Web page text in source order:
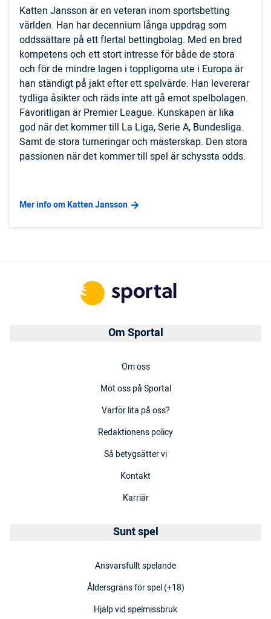
Katten Jansson är en veteran inom sportsbetting
världen. Han har decennium långa uppdrag som
oddssättare på ett flertal bettingbolag. Med en bred
kompetens och ett stort intresse för både de stora
och för de mindre lagen i toppligorna ute i Europa är
han ständigt på jakt efter ett spelvärde. Han levererar
tydliga åsikter och räds inte att gå emot spelbolagen.
Favoritligan är Premier League. Kunskapen är lika
god när det kommer till La Liga, Serie A, Bundesliga.
Samt de stora turneringar och mästerskap. Den stora
passionen när det kommer till spel är schyssta odds.
Mer info om Katten Jansson
Om Sportal
Om oss
Möt oss på Sportal
Varför lita på oss?
Redaktionens policy
Så betygsätter vi
Kontakt
Karriär
Sunt spel
Ansvarsfullt spelande
Åldersgräns för spel (+18)
Hjälp vid spelmissbruk